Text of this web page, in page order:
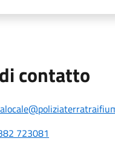
contatto
723081